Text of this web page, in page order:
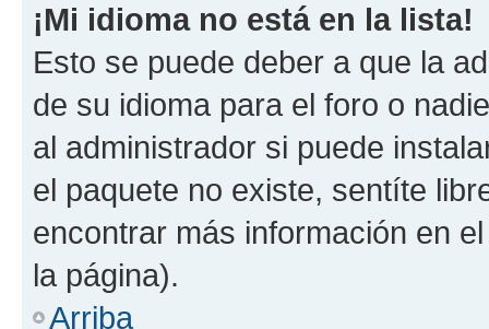
¡Mi idioma no está en la lista!
Esto se puede deber a que la
de su idioma para el foro o
al administrador si puede
el paquete no existe, sentíte
encontrar más información en
la página).
Arriba